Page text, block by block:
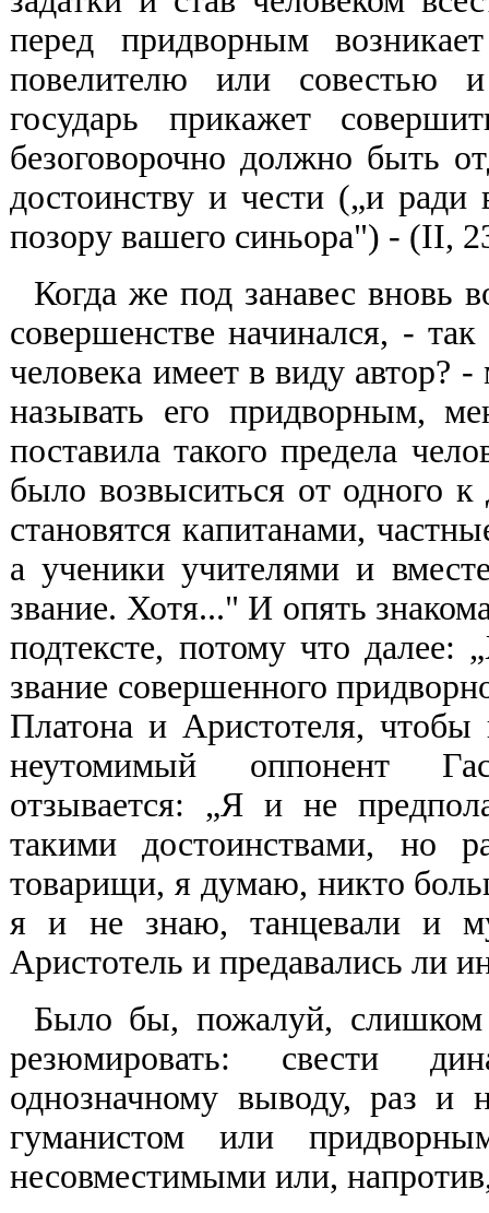
перед придворным
повелителю или совестью
государь прикажет
безоговорочно должно быть
достоинству и чести („и ради
позору вашего синьора") - (II,
Когда же под занавес вновь
совершенстве начинался, -
человека имеет в виду
называть его придворным,
поставила такого предела
было возвыситься от одного
становятся капитанами,
а ученики учителями и
звание. Хотя..." И опять
подтексте, потому что
звание совершенного
Платона и Аристотеля,
неутомимый оппонент
отзывается: „Я и не
такими достоинствами, но
товарищи, я думаю, никто
я и не знаю, танцевали и
Аристотель и предавались ли
Было бы, пожалуй, слишком
резюмировать: свести
однозначному выводу, раз и
гуманистом или
несовместимыми или,